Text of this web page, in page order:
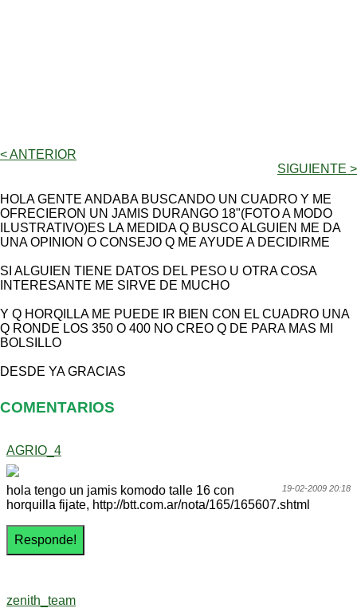
< ANTERIOR
SIGUIENTE >
HOLA GENTE ANDABA BUSCANDO UN CUADRO Y ME
OFRECIERON UN JAMIS DURANGO 18"(FOTO A MODO
ILUSTRATIVO)ES LA MEDIDA Q BUSCO ALGUIEN ME DA
UNA OPINION O CONSEJO Q ME AYUDE A DECIDIRME
SI ALGUIEN TIENE DATOS DEL PESO U OTRA COSA
INTERESANTE ME SIRVE DE MUCHO
Y Q HORQILLA ME PUEDE IR BIEN CON EL CUADRO UNA
Q RONDE LOS 350 O 400 NO CREO Q DE PARA MAS MI
BOLSILLO
DESDE YA GRACIAS
COMENTARIOS
AGRIO_4
19-02-2009 20:18
hola tengo un jamis komodo talle 16 con
horquilla fijate, http://btt.com.ar/nota/165/165607.shtml
zenith_team